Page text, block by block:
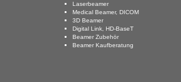
Laserbeamer
Medical Beamer, DICOM
3D Beamer
Digital Link, HD-BaseT
Beamer Zubehör
Beamer Kaufberatung